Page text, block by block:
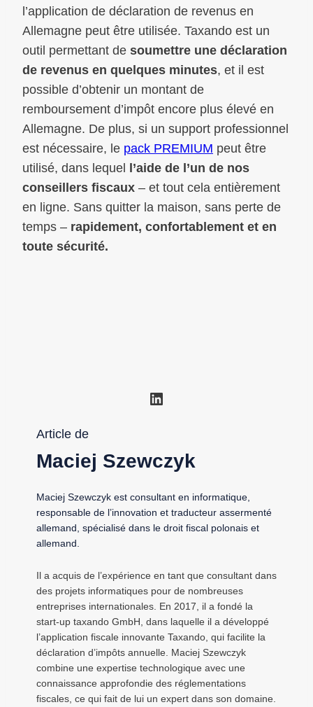
l’application de déclaration de revenus en
Allemagne peut être utilisée. Taxando est un
outil permettant de soumettre une déclaration
de revenus en quelques minutes, et il est
possible d’obtenir un montant de
remboursement d’impôt encore plus élevé en
Allemagne. De plus, si un support professionnel
est nécessaire, le pack PREMIUM peut être
utilisé, dans lequel
l’aide de l’un de nos
conseillers fiscaux – et tout cela entièrement
en ligne. Sans quitter la maison, sans perte de
temps – rapidement, confortablement et en
toute sécurité.
LinkedIn
Article de
Maciej Szewczyk
Maciej Szewczyk est consultant en informatique,
responsable de l’innovation et traducteur assermenté
allemand, spécialisé dans le droit fiscal polonais et
allemand.
Il a acquis de l’expérience en tant que consultant dans
des projets informatiques pour de nombreuses
entreprises internationales. En 2017, il a fondé la
start-up taxando GmbH, dans laquelle il a développé
l’application fiscale innovante Taxando, qui facilite la
déclaration d’impôts annuelle. Maciej Szewczyk
combine une expertise technologique avec une
connaissance approfondie des réglementations
fiscales, ce qui fait de lui un expert dans son domaine.